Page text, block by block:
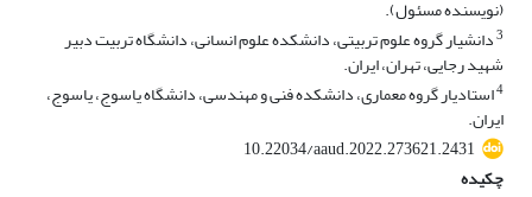
(نویسنده مسئول).
3دانشیار گروه علوم تربیتی، دانشکده علوم انسانی، دانشگاه تربیت دبیر
شهید رجایی، تهران، ایران.
4استادیار گروه معماری، دانشکده فنی و مهندسی، دانشگاه یاسوج، یاسوج،
ایران.
10.22034/aaud.2022.273621.2431
چکیده